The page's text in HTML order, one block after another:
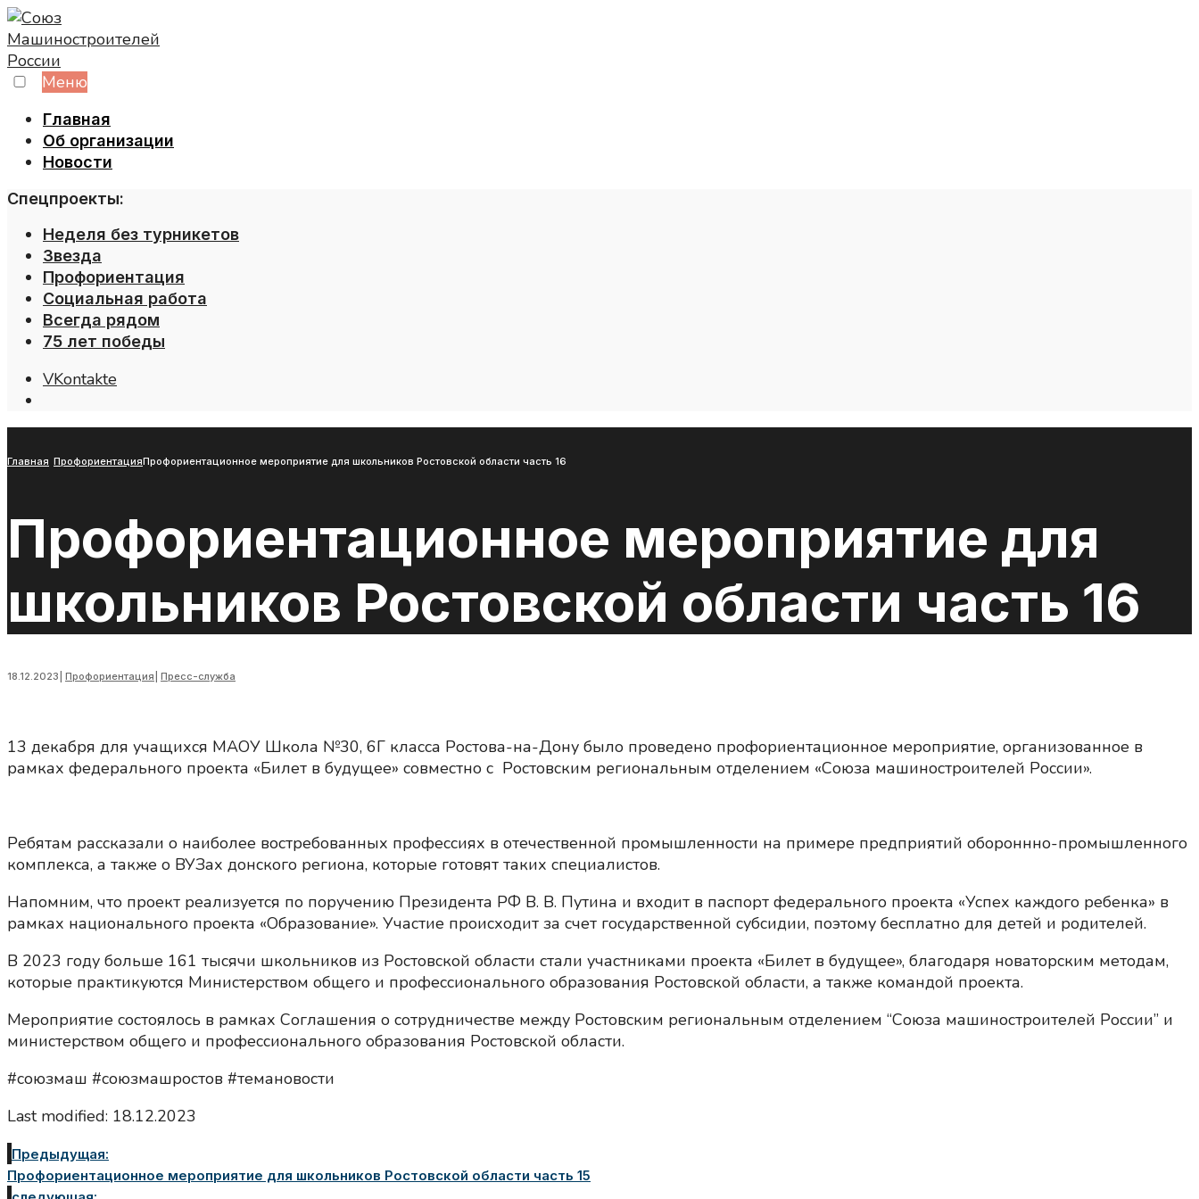
Skip
to
content
Меню
Главная
Об организации
Новости
Спецпроекты:
Неделя без турникетов
Звезда
Профориентация
Социальная работа
Всегда рядом
75 лет победы
VKontakte
Главная ПрофориентацияПрофориентационное мероприятие для школьников Ростовской области часть 16
Профориентационное мероприятие для
школьников Ростовской области часть 16
18.12.2023 Профориентация Пресс-служба
13 декабря для учащихся МАОУ Школа №30, 6Г класса Ростова-на-Дону было проведено профориентационное мероприятие, организованное в
рамках федерального проекта «Билет в будущее» совместно с Ростовским региональным отделением «Союза машиностроителей России».
Ребятам рассказали о наиболее востребованных профессиях в отечественной промышленности на примере предприятий обороннно-промышленного
комплекса, а также о ВУЗах донского региона, которые готовят таких специалистов.
Напомним, что проект реализуется по поручению Президента РФ В. В. Путина и входит в паспорт федерального проекта «Успех каждого ребенка» в
рамках национального проекта «Образование». Участие происходит за счет государственной субсидии, поэтому бесплатно для детей и родителей.
В 2023 году больше 161 тысячи школьников из Ростовской области стали участниками проекта «Билет в будущее», благодаря новаторским методам,
которые практикуются Министерством общего и профессионального образования Ростовской области, а также командой проекта.
Мероприятие состоялось в рамках Соглашения о сотрудничестве между Ростовским региональным отделением “Союза машиностроителей России” и
министерством общего и профессионального образования Ростовской области.
#союзмаш #союзмашростов #темановости
Last modified: 18.12.2023
Предыдущая:
Профориентационное мероприятие для школьников Ростовской области часть 15